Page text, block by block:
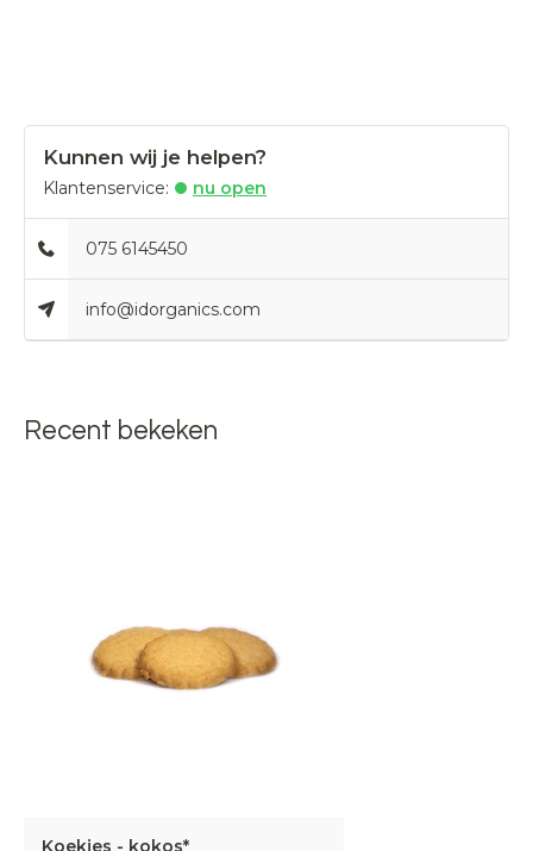
Kunnen wij je helpen?
Klantenservice: nu open
075 6145450
info@idorganics.com
Recent bekeken
Koekjes - kokos*